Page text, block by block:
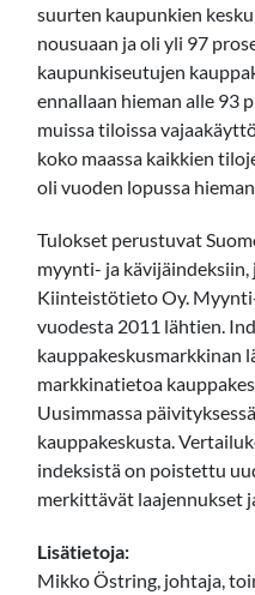
suurten kaupunkien
nousuaan ja oli yli 97
kaupunkiseutujen
ennallaan hieman alle 93
muissa tiloissa
koko maassa kaikkien
oli vuoden lopussa
Tulokset perustuvat
myynti- ja
Kiinteistötieto Oy.
vuodesta 2011 lähtien.
kauppakeskusmarkkinan
markkinatietoa
Uusimmassa
kauppakeskusta.
indeksistä on poistettu
merkittävät laajennukset
Lisätietoja:
Mikko Östring, johtaja,